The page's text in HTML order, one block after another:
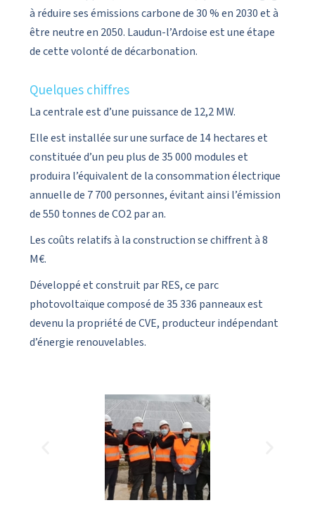
à réduire ses émissions carbone de 30 % en 2030 et à
être neutre en 2050. Laudun-l’Ardoise est une étape
de cette volonté de décarbonation.
Quelques chiffres
La centrale est d’une puissance de 12,2 MW.
Elle est installée sur une surface de 14 hectares et
constituée d’un peu plus de 35 000 modules et
produira l’équivalent de la consommation électrique
annuelle de 7 700 personnes, évitant ainsi l’émission
de 550 tonnes de CO2 par an.
Les coûts relatifs à la construction se chiffrent à 8
M€.
Développé et construit par RES, ce parc
photovoltaïque composé de 35 336 panneaux est
devenu la propriété de CVE, producteur indépendant
d’énergie renouvelables.